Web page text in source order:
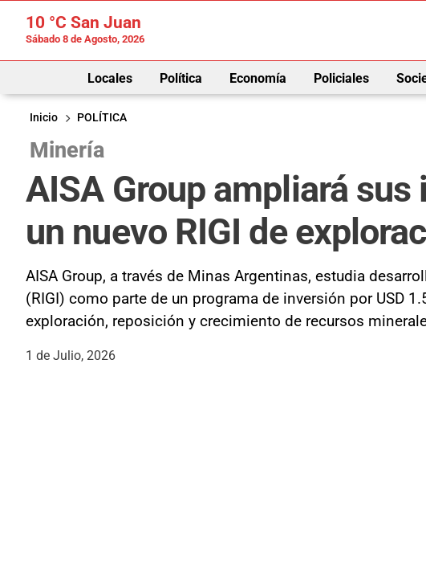
10 °C San Juan
Sábado 8 de Agosto, 2026
Locales Política Economía Policiales
Inicio
POLÍTICA
Minería
AISA Group ampliará
un nuevo RIGI de
AISA Group, a través de Minas Argentinas, estudia
(RIGI) como parte de un programa de inversión por USD
exploración, reposición y crecimiento de recursos
1 de Julio, 2026